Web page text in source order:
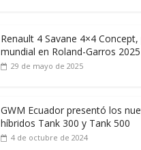
Renault 4 Savane 4×4
mundial en Roland-Garros 2025
29 de mayo de 2025
GWM Ecuador presentó los
híbridos Tank 300 y Tank 500
4 de octubre de 2024